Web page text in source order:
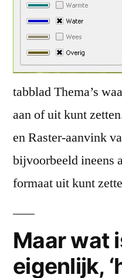
tabblad Thema’s
aan of uit kunt
en Raster-aanvink
bijvoorbeeld ineens
formaat uit kunt
Maar wat
eigenlijk,